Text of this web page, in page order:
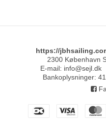
https://
2300 København
E-mail: info@sejl.dk
Bankoplysninger: